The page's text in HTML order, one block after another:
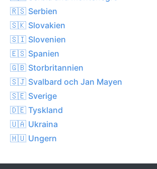
🇷🇸 Serbien
🇸🇰 Slovakien
🇸🇮 Slovenien
🇪🇸 Spanien
🇬🇧 Storbritannien
🇸🇯 Svalbard och Jan Mayen
🇸🇪 Sverige
🇩🇪 Tyskland
🇺🇦 Ukraina
🇭🇺 Ungern